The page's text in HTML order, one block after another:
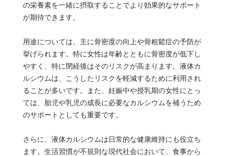
の栄養素を一緒に摂取することでより効果的なサポート
が期待できます。
用途については、主に骨密度の向上や骨粗鬆症の予防が
挙げられます。特に女性は年齢とともに骨密度が低下し
やすく、特に閉経後はそのリスクが高まります。液体カ
ルシウムは、こうしたリスクを軽減するために利用され
ることが多いです。また、妊娠中や授乳期の女性にとっ
ては、胎児や乳児の成長に必要なカルシウムを補うため
のサポートとしても重要です。
さらに、液体カルシウムは日常的な健康維持にも役立ち
ます。生活習慣が不規則な現代社会において、食事から